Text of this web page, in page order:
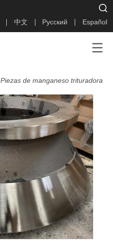
中文 Русский Español
Piezas de manganeso trituradora